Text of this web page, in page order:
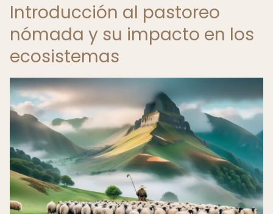
Introducción al pastoreo
nómada y su impacto en los
ecosistemas